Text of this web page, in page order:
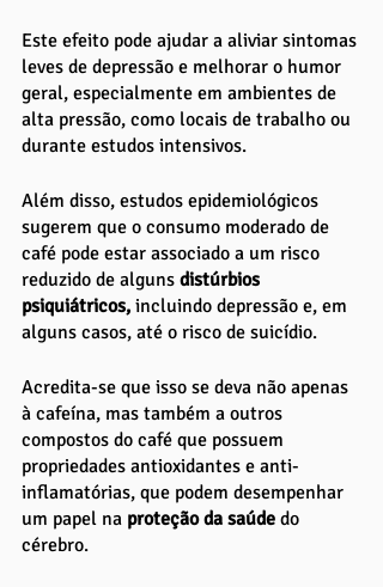
Este efeito pode ajudar a aliviar sintomas
leves de depressão e melhorar o humor
geral, especialmente em ambientes de
alta pressão, como locais de trabalho ou
durante estudos intensivos.
Além disso, estudos epidemiológicos
sugerem que o consumo moderado de
café pode estar associado a um risco
reduzido de alguns distúrbios
psiquiátricos, incluindo depressão e, em
alguns casos, até o risco de suicídio.
Acredita-se que isso se deva não apenas
à cafeína, mas também a outros
compostos do café que possuem
propriedades antioxidantes e anti-
inflamatórias, que podem desempenhar
um papel na proteção da saúde do
cérebro.